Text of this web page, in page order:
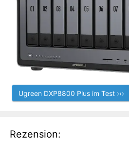
Ugreen DXP8800 Plus im Test ›››
Rezension: